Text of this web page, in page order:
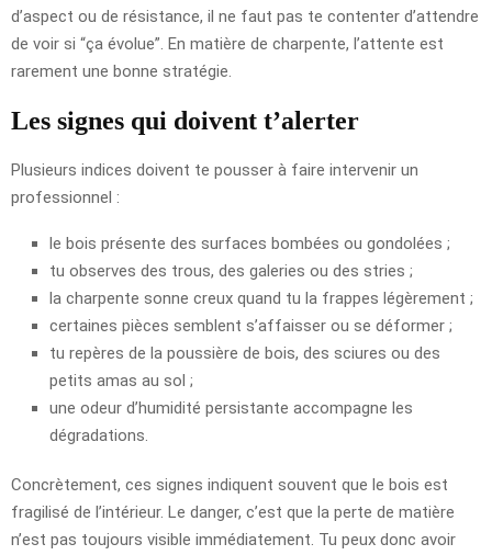
d’aspect ou de résistance, il ne faut pas te contenter d’attendre
de voir si “ça évolue”. En matière de charpente, l’attente est
rarement une bonne stratégie.
Les signes qui doivent t’alerter
Plusieurs indices doivent te pousser à faire intervenir un
professionnel :
le bois présente des surfaces bombées ou gondolées ;
tu observes des trous, des galeries ou des stries ;
la charpente sonne creux quand tu la frappes légèrement ;
certaines pièces semblent s’affaisser ou se déformer ;
tu repères de la poussière de bois, des sciures ou des
petits amas au sol ;
une odeur d’humidité persistante accompagne les
dégradations.
Concrètement, ces signes indiquent souvent que le bois est
fragilisé de l’intérieur. Le danger, c’est que la perte de matière
n’est pas toujours visible immédiatement. Tu peux donc avoir